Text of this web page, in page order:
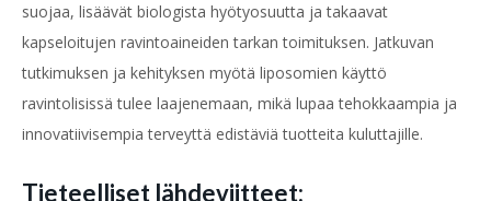
suojaa, lisäävät biologista hyötyosuutta ja takaavat
kapseloitujen ravintoaineiden tarkan toimituksen. Jatkuvan
tutkimuksen ja kehityksen myötä liposomien käyttö
ravintolisissä tulee laajenemaan, mikä lupaa tehokkaampia ja
innovatiivisempia terveyttä edistäviä tuotteita kuluttajille.
Tieteelliset lähdeviitteet: